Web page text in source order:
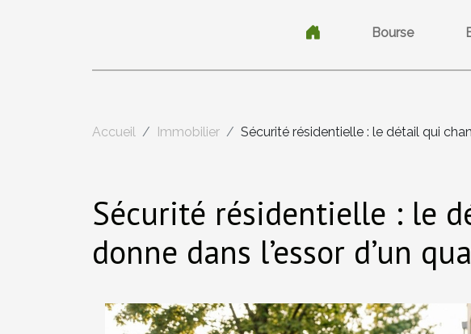
Bourse
Accueil Immobilier Sécurité résidentielle : le détail qui
Sécurité résidentielle : le
donne dans l’essor d’un